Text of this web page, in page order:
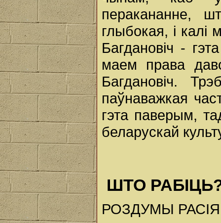
перакананне,
глыбокая, і
Багдановіч -
маем права
Багдановіч.
паўнаважкая
гэта паверым,
беларускай
ШТО
РОЗДУМЫ